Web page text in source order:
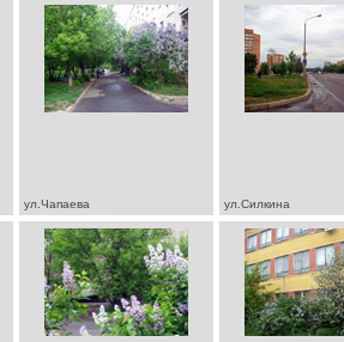
ул.Чапаева ул.Силкина